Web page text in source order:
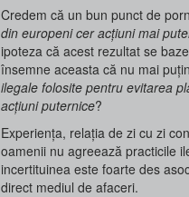
Credem că un bun punct de
din europeni cer acțiuni mai
ipoteza că acest rezultat se
însemne aceasta că nu mai
ilegale folosite pentru evitarea
acțiuni puternice?
Experiența, relația de zi cu zi
oamenii nu agreează practicile
incertituinea este foarte des
direct mediul de afaceri.